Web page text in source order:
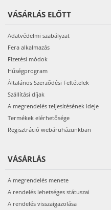
VÁSÁRLÁS ELŐTT
Adatvédelmi szabályzat
Fera alkalmazás
Fizetési módok
Hűségprogram
Általános Szerződési Feltételek
Szállítási díjak
A megrendelés teljesítésének ideje
Termékek elérhetősége
Regisztráció webáruházunkban
VÁSÁRLÁS
A megrendelés menete
A rendelés lehetséges státuszai
A rendelés visszaigazolása